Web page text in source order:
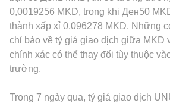
động cục bộ trong tỷ lệ conversion rate
của bộ tạo lập thị trường tự động
trữ không đổi x × y = k, trong đó x là dự
trữ tài sản đối ứng, khiến giá tức thời
các giao dịch lớn thay đổi mạnh một
trên AMM sẽ trượt theo đường cong
tạm thời so với báo giá từ sổ lệnh
chéo.
định cũng có thể tạo ra “premium” hoặc
những nơi hạn chế giao dịch token sàn
thủ nghiêm ngặt có thể có mức giá
dòng vốn. Hoạt động arbitrage giữa
chênh lệch bằng cách mua nơi rẻ và
không phải lúc nào cũng loại bỏ hoàn
hạ tầng, nên conversion rate LEO/MKD
0,0019256 MKD, trong khi Ден50
thành xấp xỉ 0,096278 MKD. Những
chỉ báo về tỷ giá giao dịch giữa MKD
chính xác có thể thay đổi tùy thuộc
trường.
Trong 7 ngày qua, tỷ giá giao dịch